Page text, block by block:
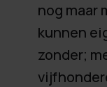
nog maar
kunnen
zonder;